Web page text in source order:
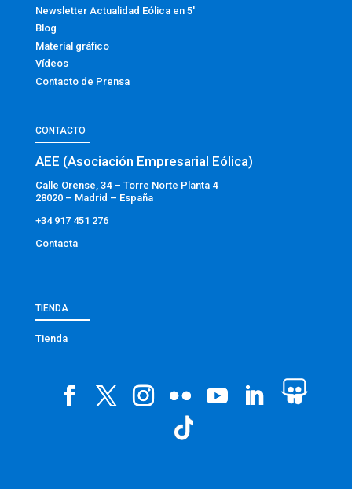
Newsletter Actualidad Eólica en 5′
Blog
Material gráfico
Vídeos
Contacto de Prensa
CONTACTO
AEE (Asociación Empresarial Eólica)
Calle Orense, 34 – Torre Norte Planta 4
28020 – Madrid – España
+34 917 451 276
Contacta
TIENDA
Tienda